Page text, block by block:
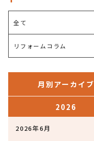
全て
リフォームコラム
月別アーカイブ
2026
2026年6月